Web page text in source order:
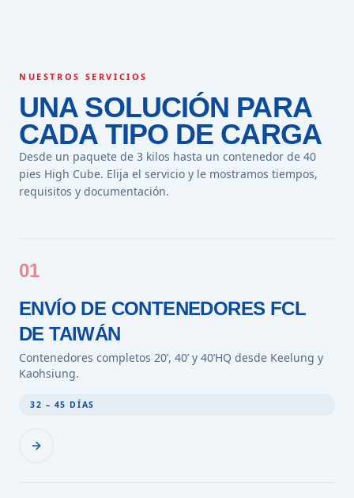
NUESTROS SERVICIOS
UNA SOLUCIÓN PARA
CADA TIPO DE CARGA
Desde un paquete de 3 kilos hasta un contenedor de 40
pies High Cube. Elija el servicio y le mostramos tiempos,
requisitos y documentación.
01
ENVÍO DE CONTENEDORES FCL
DE TAIWÁN
Contenedores completos 20’, 40’ y 40’HQ desde Keelung y
Kaohsiung.
32 – 45 DÍAS